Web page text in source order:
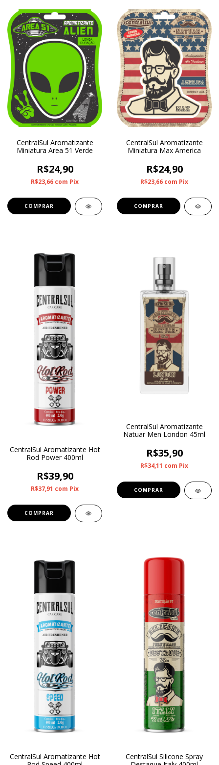
CentralSul Aromatizante
Miniatura Area 51 Verde
R$24,90
R$23,66 com Pix
CentralSul Aromatizante
Miniatura Max America
R$24,90
R$23,66 com Pix
CentralSul Aromatizante Hot
Rod Power 400ml
R$39,90
R$37,91 com Pix
CentralSul Aromatizante
Natuar Men London 45ml
R$35,90
R$34,11 com Pix
CentralSul Aromatizante Hot
CentralSul Silicone Spray